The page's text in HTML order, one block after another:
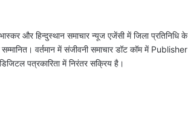
और हिन्दुस्थान समाचार न्यूज एजेंसी में जिला प्रतिनिधि के
वर्तमान में संजीवनी समाचार डॉट कॉम में Publisher
पत्रकारिता में निरंतर सक्रिय है।